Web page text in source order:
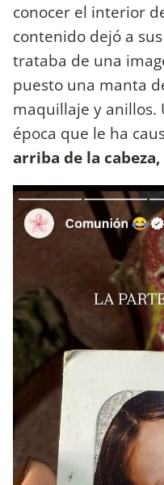
conocer el interior
contenido dejó a
trataba de una
puesto una manta
maquillaje y anillos.
época que le ha
arriba de la